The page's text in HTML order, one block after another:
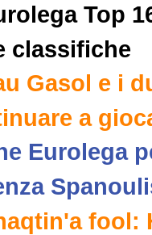
Top
classifiche
Gasol e i
a
Eurolega
fool: